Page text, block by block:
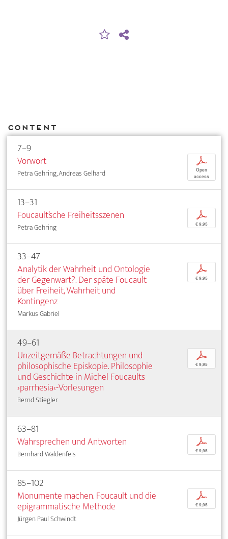
Content
7–9
Vorwort
Petra Gehring, Andreas Gelhard
p
Open
access
13–31
Foucault’sche Freiheitsszenen
Petra Gehring
p
€ 9,95
33–47
Analytik der Wahrheit und Ontologie
der Gegenwart?. Der späte Foucault
über Freiheit, Wahrheit und
Kontingenz
Markus Gabriel
p
€ 9,95
49–61
Unzeitgemäße Betrachtungen und
philosophische Episkopie. Philosophie
und Geschichte in Michel Foucaults
›parrhesia‹-Vorlesungen
Bernd Stiegler
p
€ 9,95
63–81
Wahrsprechen und Antworten
Bernhard Waldenfels
p
€ 9,95
85–102
Monumente machen. Foucault und die
epigrammatische Methode
Jürgen Paul Schwindt
p
€ 9,95